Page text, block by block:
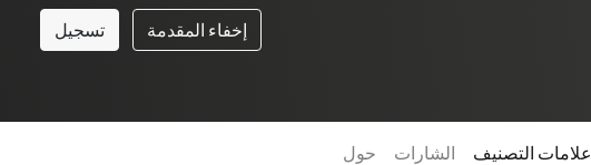
إخفاء المقدمة تسجيل
علامات التصنيف الشارات حول